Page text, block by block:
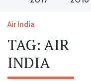
Air India
TAG: AIR
INDIA